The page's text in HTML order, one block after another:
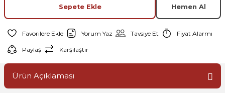
Sepete Ekle Hemen Al
Yorum Yaz Tavsiye Et Fiyat Alarmı
Paylaş Karşılaştır
Ürün Açıklaması